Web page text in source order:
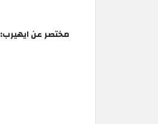
مختصر عن ايهيرب: